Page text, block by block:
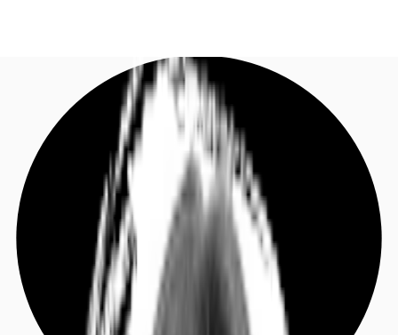
Investieren
Marktinformationen
Mehrwert
Coworking
Ihre Ansprechpartner
Favoriten
Jetzt anrufen Kontaktieren Sie uns